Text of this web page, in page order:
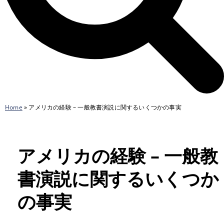
Home » アメリカの経験 – 一般教書演説に関するいくつかの事実
アメリカの経験 – 一般教
書演説に関するいくつか
の事実